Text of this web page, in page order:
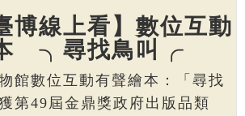
博線上看】數位互動
本 ╮尋找鳥叫╭
館數位互動有聲繪本：「尋找
第49屆金鼎獎政府出版品類